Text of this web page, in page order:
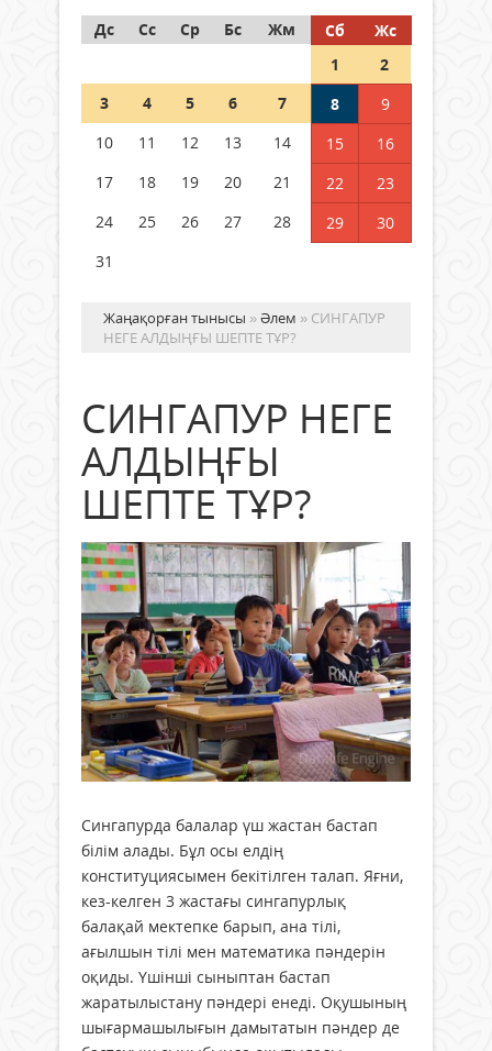
05 тамыз 2026 ж. 137
Шетелде жүрген Қазақстан
азаматтары қалай дауыс бере
Дс
Сс Ср Бс Жм Сб
Жс
1
2
3
4 5 6 7 8
9
10
11 12 13 14 15
16
17
18 19 20 21 22
23
24
25 26 27 28 29
30
31
Жаңақорған тынысы »Әлем » СИНГАПУР
НЕГЕ АЛДЫҢҒЫ ШЕПТЕ ТҰР?
СИНГАПУР НЕГЕ
АЛДЫҢҒЫ
ШЕПТЕ ТҰР?
Сингапурда балалар үш жастан бастап
білім алады. Бұл осы елдің
конституциясымен бекітілген талап. Яғни,
кез-келген 3 жастағы сингапурлық
балақай мектепке барып, ана тілі,
ағылшын тілі мен математика пәндерін
оқиды. Үшінші сыныптан бастап
жаратылыстану пәндері енеді. Оқушының
шығармашылығын дамытатын пәндер де